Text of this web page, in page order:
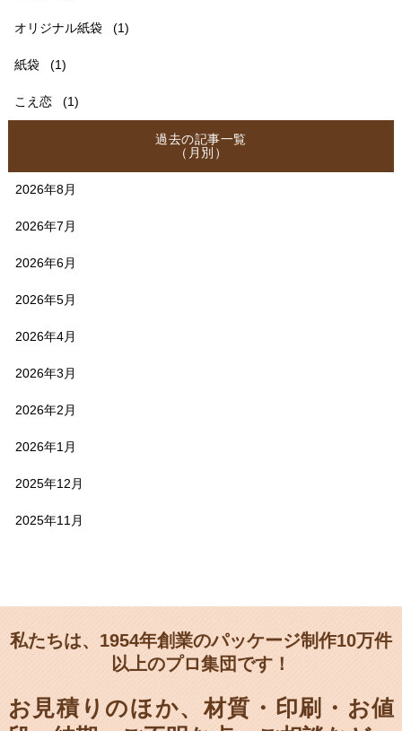
オリジナル紙袋 (1)
紙袋 (1)
こえ恋 (1)
過去の記事一覧
（月別）
2026年8月
2026年7月
2026年6月
2026年5月
2026年4月
2026年3月
2026年2月
2026年1月
2025年12月
2025年11月
私たちは、1954年創業のパッケージ制作10万件
以上のプロ集団です！
お見積りのほか、材質・印刷・お値